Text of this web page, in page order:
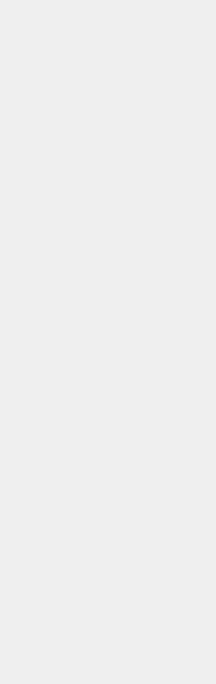
0500
Cad. No 173, 1. Levent Plaza, B